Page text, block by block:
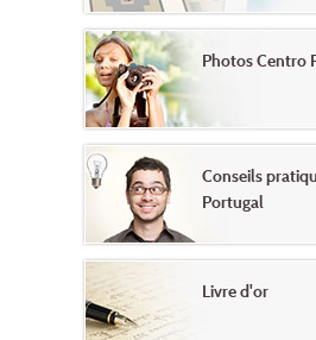
Photos Centro
Conseils
Portugal
Livre d'or